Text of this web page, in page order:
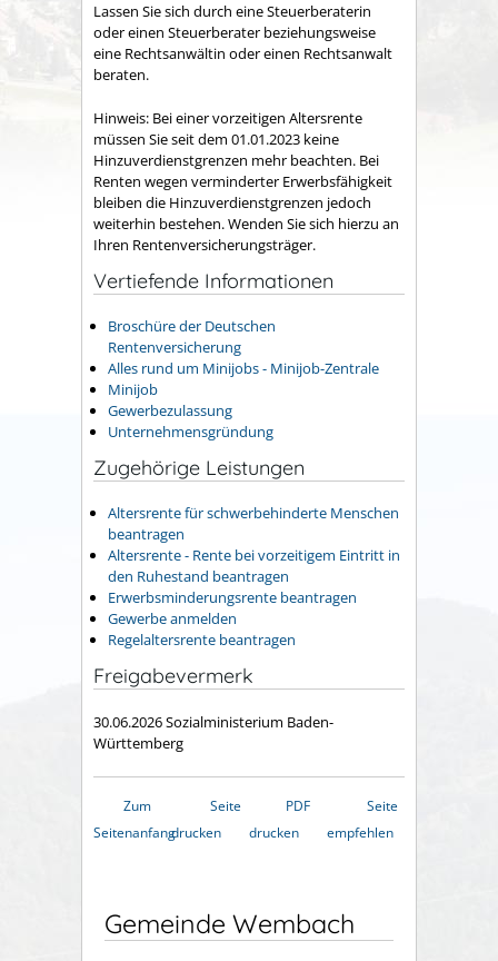
Lassen Sie sich durch eine Steuerberaterin
oder einen Steuerberater beziehungsweise
eine Rechtsanwältin oder einen Rechtsanwalt
beraten.
Hinweis: Bei einer vorzeitigen Altersrente
müssen Sie seit dem 01.01.2023 keine
Hinzuverdienstgrenzen mehr beachten. Bei
Renten wegen verminderter Erwerbsfähigkeit
bleiben die Hinzuverdienstgrenzen jedoch
weiterhin bestehen. Wenden Sie sich hierzu an
Ihren Rentenversicherungsträger.
Vertiefende Informationen
Broschüre der Deutschen
Rentenversicherung
Alles rund um Minijobs - Minijob-Zentrale
Minijob
Gewerbezulassung
Unternehmensgründung
Zugehörige Leistungen
Altersrente für schwerbehinderte Menschen
beantragen
Altersrente - Rente bei vorzeitigem Eintritt in
den Ruhestand beantragen
Erwerbsminderungsrente beantragen
Gewerbe anmelden
Regelaltersrente beantragen
Freigabevermerk
30.06.2026Sozialministerium Baden-
Württemberg
Zum
Seitenanfang
Seite
drucken
PDF
drucken
Seite
empfehlen
Gemeinde Wembach